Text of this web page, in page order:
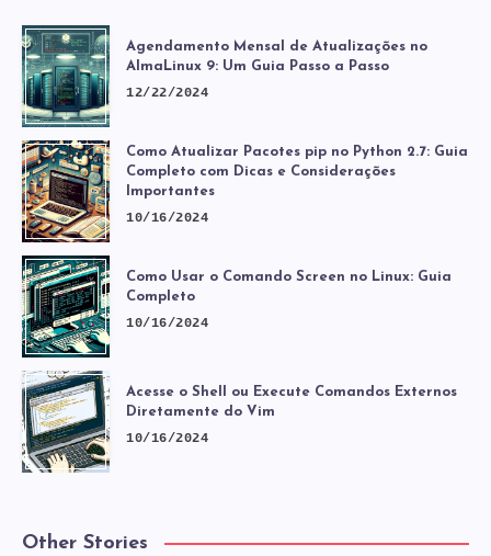
Agendamento Mensal de Atualizações no
AlmaLinux 9: Um Guia Passo a Passo
12/22/2024
Como Atualizar Pacotes pip no Python 2.7: Guia
Completo com Dicas e Considerações
Importantes
10/16/2024
Como Usar o Comando Screen no Linux: Guia
Completo
10/16/2024
Acesse o Shell ou Execute Comandos Externos
Diretamente do Vim
10/16/2024
Other Stories